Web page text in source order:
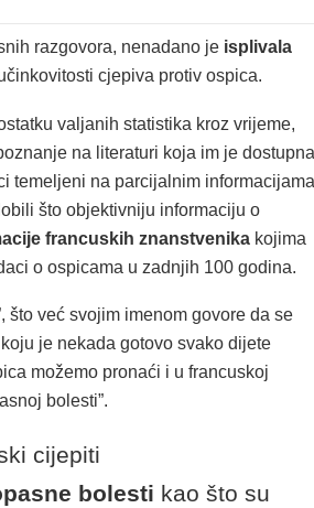
razgovora, nenadano je isplivala
cjepiva protiv ospica.
valjanih statistika kroz vrijeme,
na literaturi koja im je
temeljeni na parcijalnim informacijama
što objektivniju informaciju o
francuskih znanstvenikakojima
o ospicama u zadnjih 100 godina.
što već svojim imenom govore da se
je nekada gotovo svako dijete
možemo pronaći i u francuskoj
bolesti”.
cijepiti
bolesti kao što su